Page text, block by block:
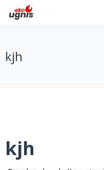
kjh
kjh